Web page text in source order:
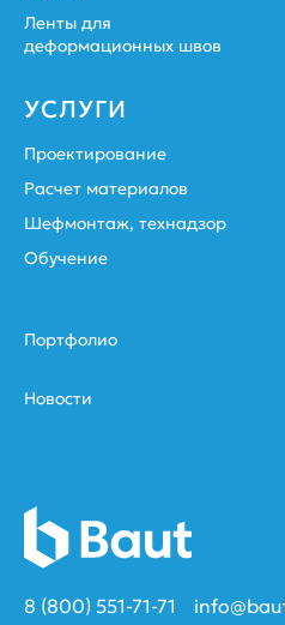
Ленты для
деформационных швов
УСЛУГИ
Проектирование
Расчет материалов
Шефмонтаж, технадзор
Обучение
Портфолио
Новости
8 (800) 551-71-71